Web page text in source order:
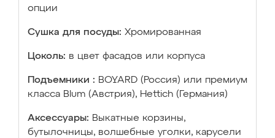
опции
Сушка для посуды: Хромированная
Цоколь: в цвет фасадов или корпуса
Подъемники : BOYARD (Россия) или премиум
класса Blum (Австрия), Hettich (Германия)
Аксессуары: Выкатные корзины,
бутылочницы, волшебные уголки, карусели